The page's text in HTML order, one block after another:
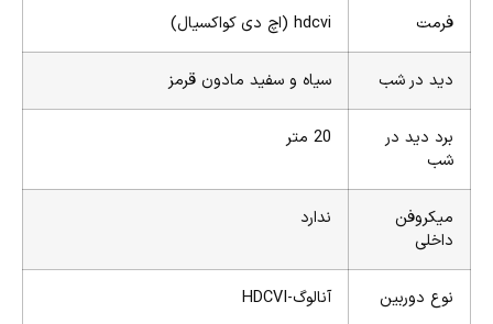
فرمت hdcvi (اچ دی کواکسیال)
دید در شب سیاه و سفید مادون قرمز
برد دید در
شب
20 متر
میکروفن
داخلی
ندارد
نوع دوربین آنالوگ-HDCVI